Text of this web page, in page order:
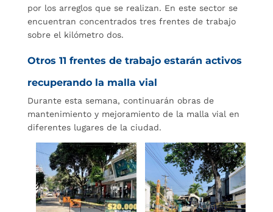
por los arreglos que se realizan. En este sector se
encuentran concentrados tres frentes de trabajo
sobre el kilómetro dos.
Otros 11 frentes de trabajo estarán activos
recuperando la malla vial
Durante esta semana, continuarán obras de
mantenimiento y mejoramiento de la malla vial en
diferentes lugares de la ciudad.